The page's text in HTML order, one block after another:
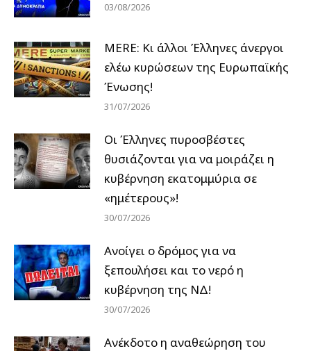
03/08/2026
MERE: Κι άλλοι Έλληνες άνεργοι
ελέω κυρώσεων της Ευρωπαϊκής
Ένωσης!
31/07/2026
Οι Έλληνες πυροσβέστες
θυσιάζονται για να μοιράζει η
κυβέρνηση εκατομμύρια σε
«ημέτερους»!
30/07/2026
Ανοίγει ο δρόμος για να
ξεπουλήσει και το νερό η
κυβέρνηση της ΝΔ!
30/07/2026
Ανέκδοτο η αναθεώρηση του